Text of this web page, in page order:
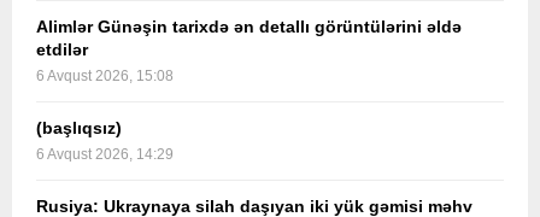
Alimlər Günəşin tarixdə ən detallı görüntülərini əldə
etdilər
6 Avqust 2026, 15:08
(başlıqsız)
6 Avqust 2026, 14:29
Rusiya: Ukraynaya silah daşıyan iki yük gəmisi məhv